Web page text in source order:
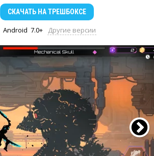
СКАЧАТЬ НА ТРЕШБОКСЕ
Android 7.0+ Другие версии